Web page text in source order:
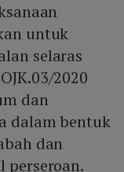
untuk
selaras
2020
dan
dalam bentuk
dan
perseroan.